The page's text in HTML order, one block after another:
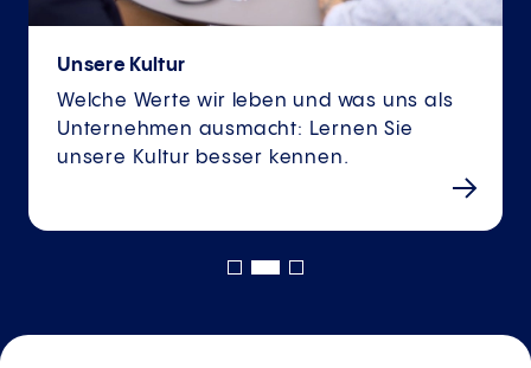
Unsere Kultur
Welche Werte wir leben und was uns als
Unternehmen ausmacht: Lernen Sie
unsere Kultur besser kennen.